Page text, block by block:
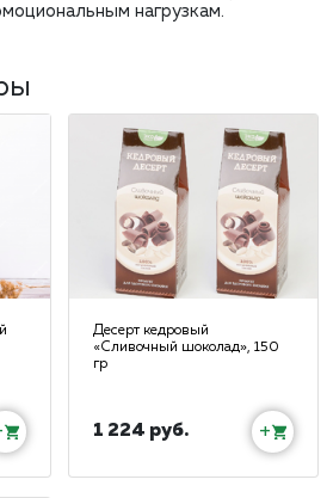
нагрузкам.
Десерт кедровый
«Сливочный шоколад», 150
гр
1 224 руб. +